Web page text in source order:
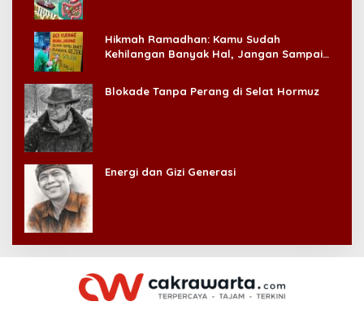
Hikmah Ramadhan: Kamu Sudah
Kehilangan Banyak Hal, Jangan Sampai
Blokade Tanpa Perang di Selat Hormuz
Energi dan Gizi Generasi